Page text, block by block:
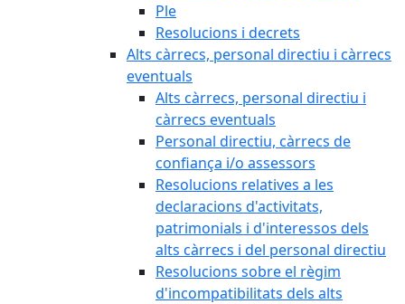
Ple
Resolucions i decrets
Alts càrrecs, personal directiu i càrrecs
eventuals
Alts càrrecs, personal directiu i
càrrecs eventuals
Personal directiu, càrrecs de
confiança i/o assessors
Resolucions relatives a les
declaracions d'activitats,
patrimonials i d'interessos dels
alts càrrecs i del personal directiu
Resolucions sobre el règim
d'incompatibilitats dels alts